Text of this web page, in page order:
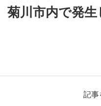
菊川市内で発
記事